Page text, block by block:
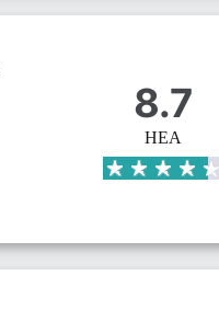
8.7
HEA